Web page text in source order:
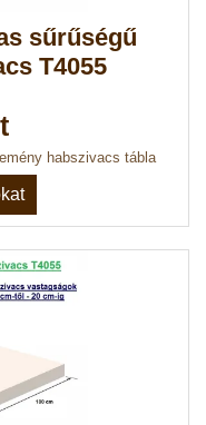
sűrűségű
T4055
habszivacs tábla